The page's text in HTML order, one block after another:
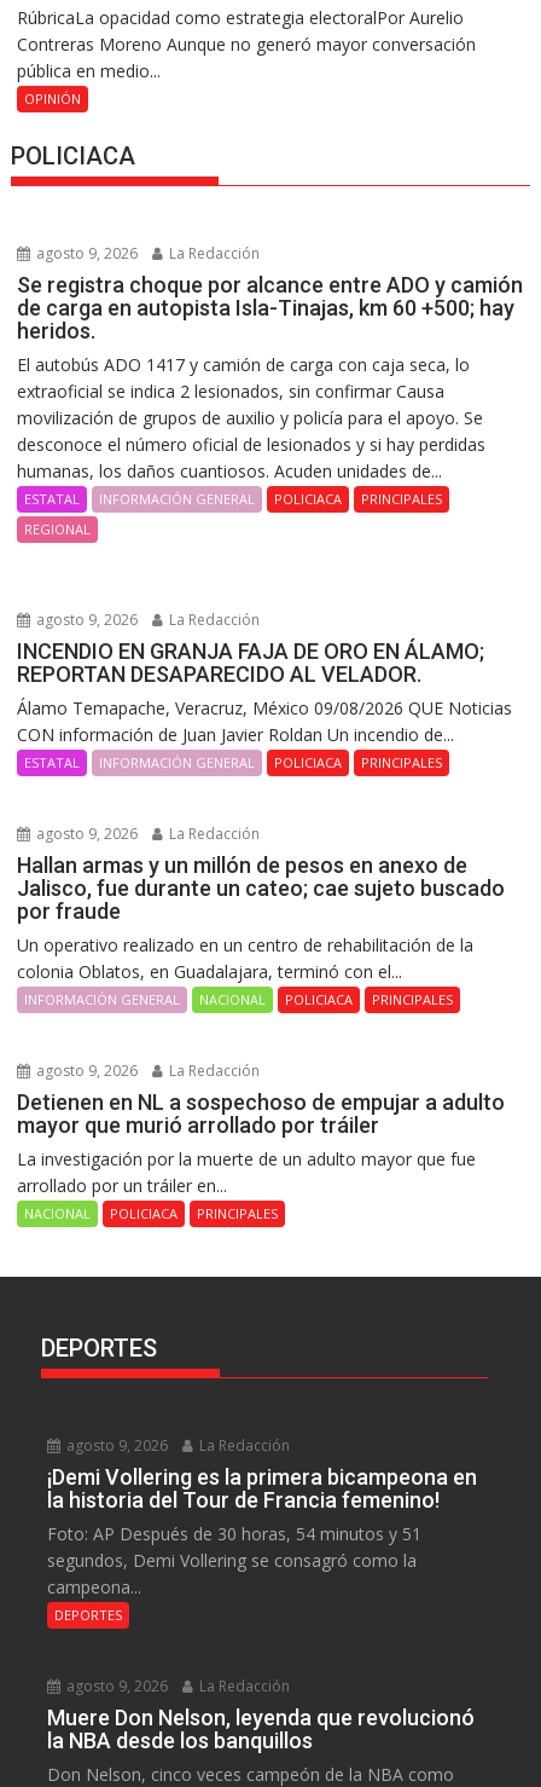
RúbricaLa opacidad como estrategia electoralPor Aurelio
Contreras Moreno Aunque no generó mayor conversación
pública en medio...
OPINIÓN
POLICIACA
agosto 9, 2026 La Redacción
Se registra choque por alcance entre ADO y camión
de carga en autopista Isla-Tinajas, km 60 +500; hay
heridos.
El autobús ADO 1417 y camión de carga con caja seca, lo
extraoficial se indica 2 lesionados, sin confirmar Causa
movilización de grupos de auxilio y policía para el apoyo. Se
desconoce el número oficial de lesionados y si hay perdidas
humanas, los daños cuantiosos. Acuden unidades de...
ESTATAL INFORMACIÓN GENERAL POLICIACA
PRINCIPALES
REGIONAL
agosto 9, 2026 La Redacción
INCENDIO EN GRANJA FAJA DE ORO EN ÁLAMO;
REPORTAN DESAPARECIDO AL VELADOR.
Álamo Temapache, Veracruz, México 09/08/2026 QUE Noticias
CON información de Juan Javier Roldan Un incendio de...
ESTATAL INFORMACIÓN GENERAL POLICIACA PRINCIPALES
agosto 9, 2026 La Redacción
Hallan armas y un millón de pesos en anexo de
Jalisco, fue durante un cateo; cae sujeto buscado
por fraude
Un operativo realizado en un centro de rehabilitación de la
colonia Oblatos, en Guadalajara, terminó con el...
INFORMACIÓN GENERAL NACIONAL POLICIACA PRINCIPALES
agosto 9, 2026 La Redacción
Detienen en NL a sospechoso de empujar a adulto
mayor que murió arrollado por tráiler
La investigación por la muerte de un adulto mayor que fue
arrollado por un tráiler en...
NACIONAL POLICIACA PRINCIPALES
DEPORTES
agosto 9, 2026 La Redacción
¡Demi Vollering es la primera bicampeona en
la historia del Tour de Francia femenino!
Foto: AP Después de 30 horas, 54 minutos y 51
segundos, Demi Vollering se consagró como la
campeona...
DEPORTES
agosto 9, 2026 La Redacción
Muere Don Nelson, leyenda que revolucionó
la NBA desde los banquillos
Don Nelson, cinco veces campeón de la NBA como